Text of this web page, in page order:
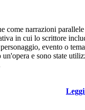
come narrazioni
in cui lo scrittore
evento o tema
e sono state